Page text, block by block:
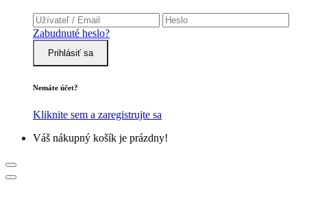
Zabudnuté heslo?
Prihlásiť sa
Nemáte účet?
Kliknite sem a zaregistrujte sa
Váš nákupný košík je prázdny!